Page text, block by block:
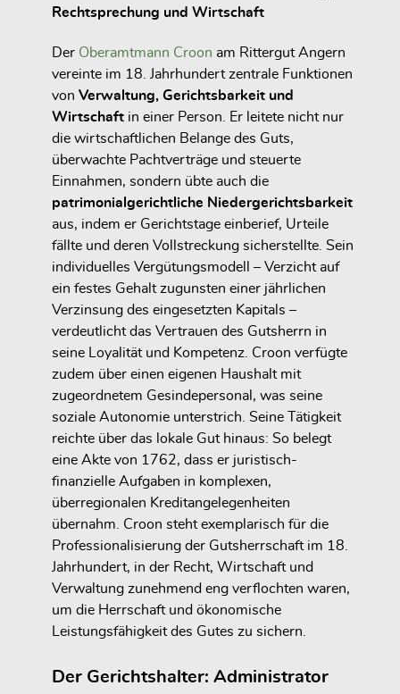
Rechtsprechung und Wirtschaft
Der Oberamtmann Croon am Rittergut Angern
vereinte im 18. Jahrhundert zentrale Funktionen
von Verwaltung, Gerichtsbarkeit und
Wirtschaft in einer Person. Er leitete nicht nur
die wirtschaftlichen Belange des Guts,
überwachte Pachtverträge und steuerte
Einnahmen, sondern übte auch die
patrimonialgerichtliche Niedergerichtsbarkeit
aus, indem er Gerichtstage einberief, Urteile
fällte und deren Vollstreckung sicherstellte. Sein
individuelles Vergütungsmodell – Verzicht auf
ein festes Gehalt zugunsten einer jährlichen
Verzinsung des eingesetzten Kapitals –
verdeutlicht das Vertrauen des Gutsherrn in
seine Loyalität und Kompetenz. Croon verfügte
zudem über einen eigenen Haushalt mit
zugeordnetem Gesindepersonal, was seine
soziale Autonomie unterstrich. Seine Tätigkeit
reichte über das lokale Gut hinaus: So belegt
eine Akte von 1762, dass er juristisch-
finanzielle Aufgaben in komplexen,
überregionalen Kreditangelegenheiten
übernahm. Croon steht exemplarisch für die
Professionalisierung der Gutsherrschaft im 18.
Jahrhundert, in der Recht, Wirtschaft und
Verwaltung zunehmend eng verflochten waren,
um die Herrschaft und ökonomische
Leistungsfähigkeit des Gutes zu sichern.
Der Gerichtshalter: Administrator